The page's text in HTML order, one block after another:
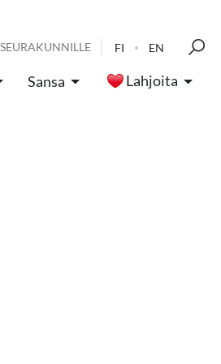
SEURAKUNNILLE FI EN
Sansa Lahjoita